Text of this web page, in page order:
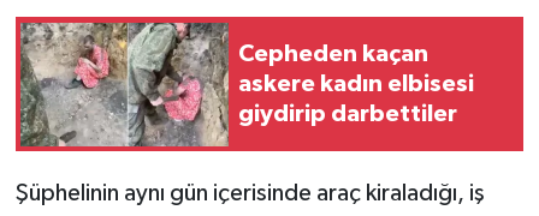
Cepheden kaçan
askere kadın elbisesi
giydirip darbettiler
Şüphelinin aynı gün içerisinde araç kiraladığı, iş